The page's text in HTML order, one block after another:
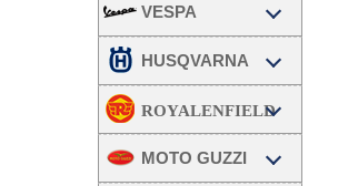
VESPA
HUSQVARNA
MOTO GUZZI